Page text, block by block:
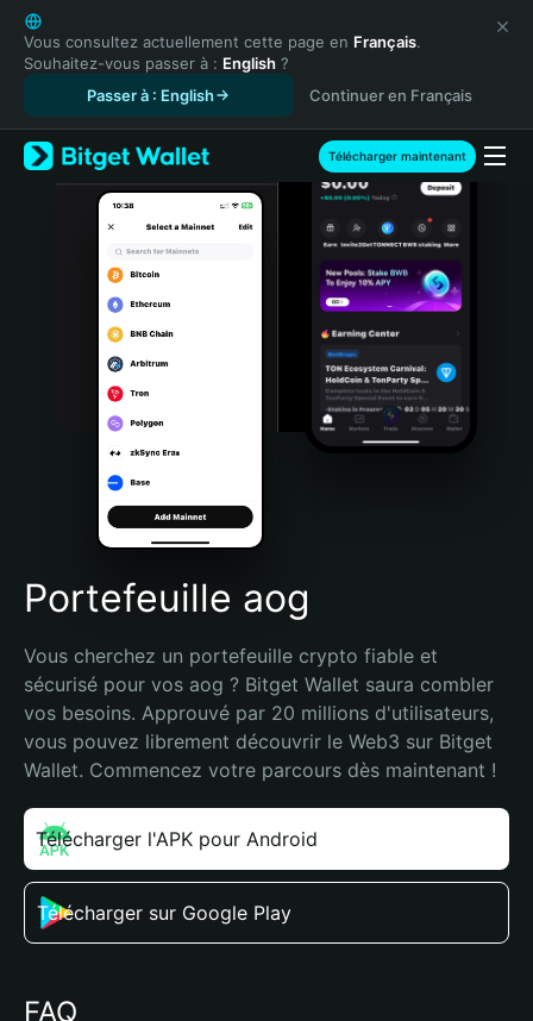
English
日本語
Tiếng Việt
Español (Latinoamérica)
Türkçe
Italiano
Português (Portugal)
Bahasa Indonesia
Português (Brasil)
Español (Argentina)
Vous consultez actuellement cette page en Français.
Souhaitez-vous passer à : English ?
Passer à : English
Continuer en Français
Télécharger maintenant
Portefeuille aog
Vous cherchez un portefeuille crypto fiable et
sécurisé pour vos aog ? Bitget Wallet saura combler
vos besoins. Approuvé par 20 millions d'utilisateurs,
vous pouvez librement découvrir le Web3 sur Bitget
Wallet. Commencez votre parcours dès maintenant !
Télécharger l'APK pour Android
Télécharger sur Google Play
FAQ